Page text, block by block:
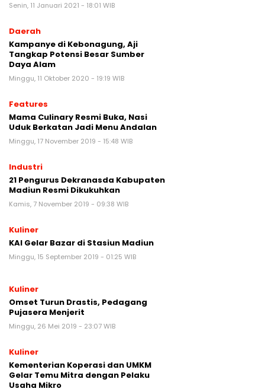
Senin, 11 Januari 2021 - 18:01 WIB
Daerah
Kampanye di Kebonagung, Aji
Tangkap Potensi Besar Sumber
Daya Alam
Minggu, 11 Oktober 2020 - 19:19 WIB
Features
Mama Culinary Resmi Buka, Nasi
Uduk Berkatan Jadi Menu Andalan
Minggu, 17 November 2019 - 15:48 WIB
Industri
21 Pengurus Dekranasda Kabupaten
Madiun Resmi Dikukuhkan
Kamis, 7 November 2019 - 09:38 WIB
Kuliner
KAI Gelar Bazar di Stasiun Madiun
Minggu, 15 September 2019 - 01:25 WIB
Kuliner
Omset Turun Drastis, Pedagang
Pujasera Menjerit
Minggu, 26 Mei 2019 - 23:07 WIB
Kuliner
Kementerian Koperasi dan UMKM
Gelar Temu Mitra dengan Pelaku
Usaha Mikro